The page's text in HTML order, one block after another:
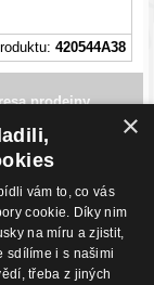
420544A38
prodejny
Nábřeží 28,
00, Ostrava
Republika
podmínky
prodeje na splátky
×
vám to, co vás
cookie. Díky nim
na míru a zjistit,
sdílíme i s našimi
třeba z jiných